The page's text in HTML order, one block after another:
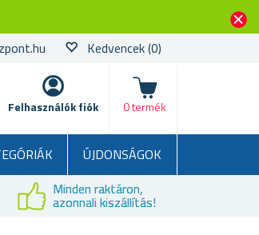
Kedvencek(0)
Felhasználók fiók
kosár
0 termék
ÚJDONSÁGOK
Minden raktáron,
azonnali kiszállítás!